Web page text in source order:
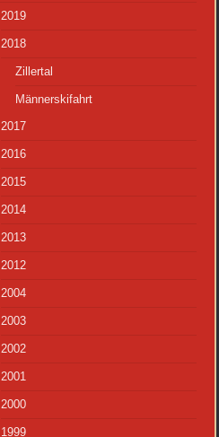
2019
2018
Zillertal
Männerskifahrt
2017
2016
2015
2014
2013
2012
2004
2003
2002
2001
2000
1999